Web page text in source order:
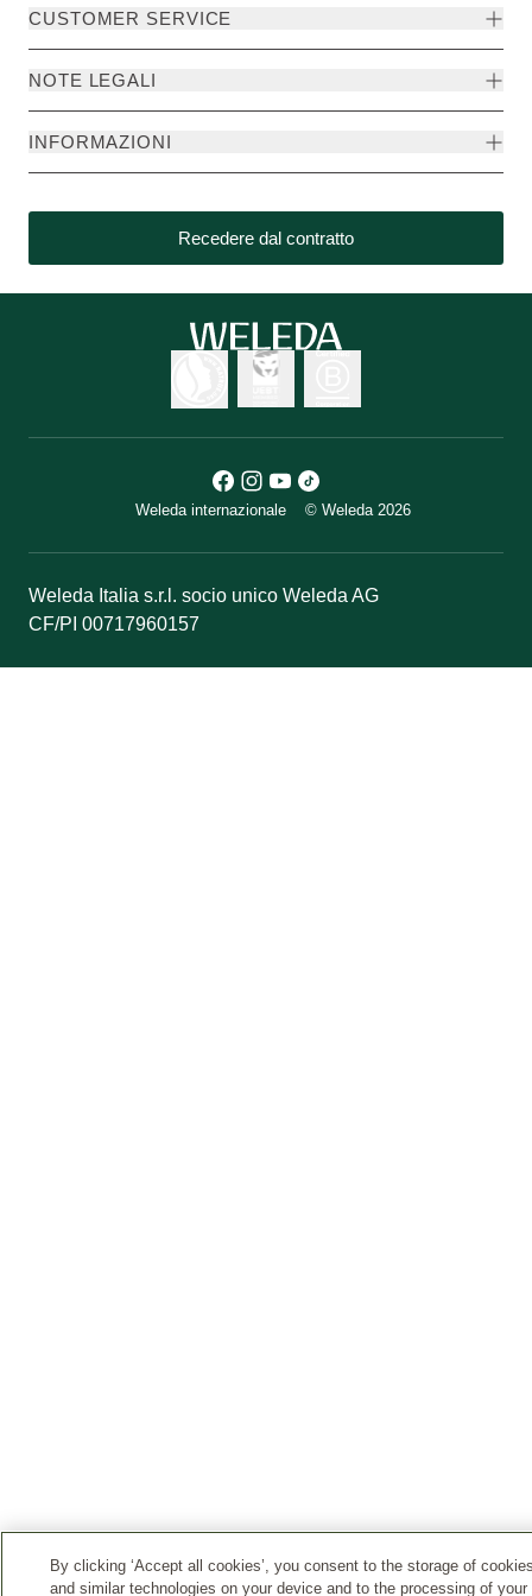
CUSTOMER SERVICE
NOTE LEGALI
INFORMAZIONI
Recedere dal contratto
Weleda internazionale © Weleda 2026
Weleda Italia s.r.l. socio unico Weleda AG
CF/PI 00717960157
By clicking ‘Accept all cookies’, you consent to the storage of
and similar technologies on your device and to the processing of your